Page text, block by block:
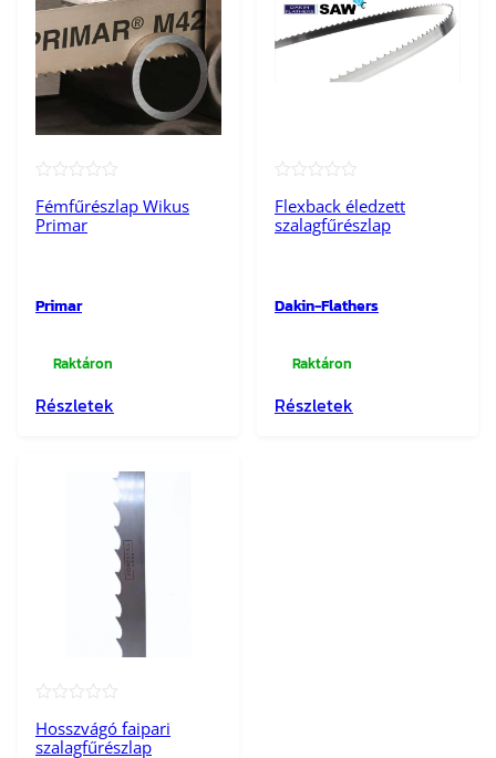
Fémfűrészlap Wikus
Primar
Primar
Raktáron
Részletek
Flexback éledzett
szalagfűrészlap
Dakin-Flathers
Raktáron
Részletek
Hosszvágó faipari
szalagfűrészlap